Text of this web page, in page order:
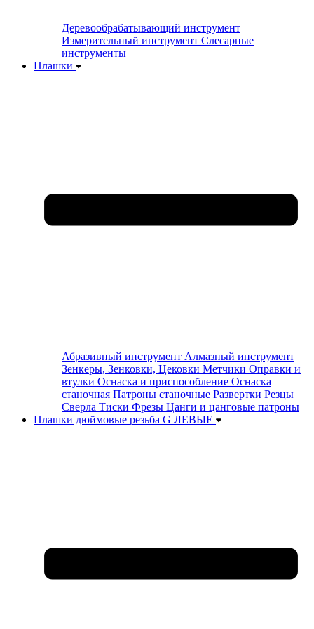
Деревообрабатывающий инструмент
Измерительный инструмент Слесарные
инструменты
Плашки
Абразивный инструмент Алмазный инструмент
Зенкеры, Зенковки, Цековки Метчики Оправки и
втулки Оснаска и приспособление Оснаска
станочная Патроны станочные Развертки Резцы
Сверла Тиски Фрезы Цанги и цанговые патроны
Плашки дюймовые резьба G ЛЕВЫЕ